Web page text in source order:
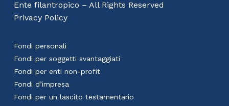
Ente filantropico – All Rights Reserved
Privacy Policy
Fondi personali
Fondi per soggetti svantaggiati
Fondi per enti non-profit
Fondi d’impresa
Fondi per un lascito testamentario